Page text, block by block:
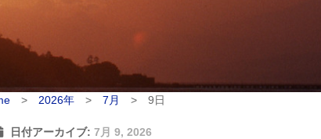
> 2026年 > 7月 > 9日
日付アーカイブ:7月 9, 2026